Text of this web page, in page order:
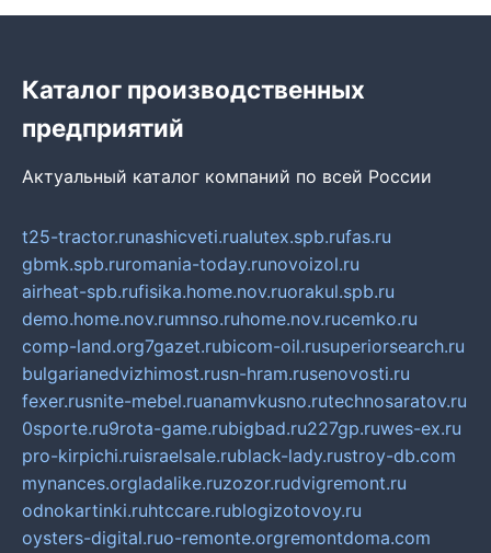
Каталог производственных
предприятий
Актуальный каталог компаний по всей России
t25-tractor.runashicveti.rualutex.spb.rufas.ru
gbmk.spb.ruromania-today.runovoizol.ru
airheat-spb.rufisika.home.nov.ruorakul.spb.ru
demo.home.nov.rumnso.ruhome.nov.rucemko.ru
comp-land.org7gazet.rubicom-oil.rusuperiorsearch.ru
bulgarianedvizhimost.rusn-hram.rusenovosti.ru
fexer.rusnite-mebel.ruanamvkusno.rutechnosaratov.ru
0sporte.ru9rota-game.rubigbad.ru227gp.ruwes-ex.ru
pro-kirpichi.ruisraelsale.rublack-lady.rustroy-db.com
mynances.orgladalike.ruzozor.rudvigremont.ru
odnokartinki.ruhtccare.rublogizotovoy.ru
oysters-digital.ruo-remonte.orgremontdoma.com